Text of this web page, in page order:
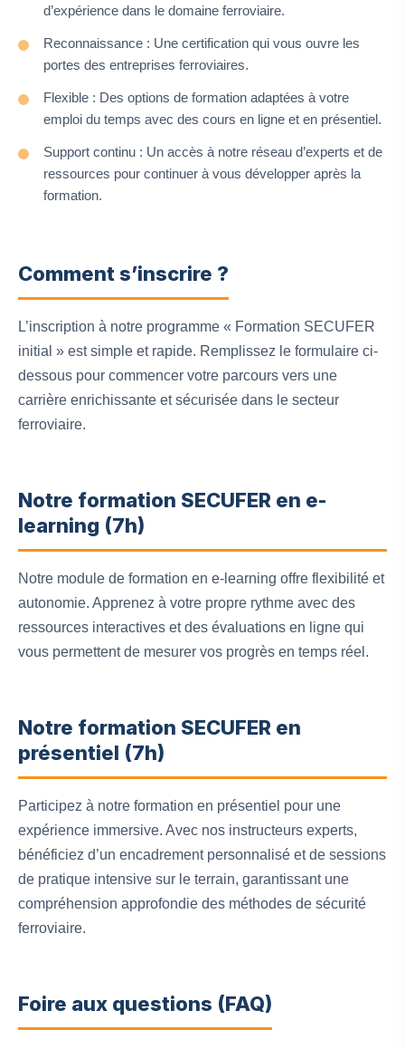
d’expérience dans le domaine ferroviaire.
Reconnaissance : Une certification qui vous ouvre les
portes des entreprises ferroviaires.
Flexible : Des options de formation adaptées à votre
emploi du temps avec des cours en ligne et en présentiel.
Support continu : Un accès à notre réseau d’experts et de
ressources pour continuer à vous développer après la
formation.
Comment s’inscrire ?
L’inscription à notre programme « Formation SECUFER
initial » est simple et rapide. Remplissez le formulaire ci-
dessous pour commencer votre parcours vers une
carrière enrichissante et sécurisée dans le secteur
ferroviaire.
Notre formation SECUFER en e-
learning (7h)
Notre module de formation en e-learning offre flexibilité et
autonomie. Apprenez à votre propre rythme avec des
ressources interactives et des évaluations en ligne qui
vous permettent de mesurer vos progrès en temps réel.
Notre formation SECUFER en
présentiel (7h)
Participez à notre formation en présentiel pour une
expérience immersive. Avec nos instructeurs experts,
bénéficiez d’un encadrement personnalisé et de sessions
de pratique intensive sur le terrain, garantissant une
compréhension approfondie des méthodes de sécurité
ferroviaire.
Foire aux questions (FAQ)